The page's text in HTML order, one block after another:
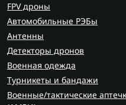
Как правильно
элементы из него?
Подбирая материал,
на такие показатели,
переплетения (они
готовой детали),
(качественная резка
FPV дроны
Автомобильные РЭБы
Антенны
Детекторы дронов
Военная одежда
Турникеты и бандажи
Военные/тактические